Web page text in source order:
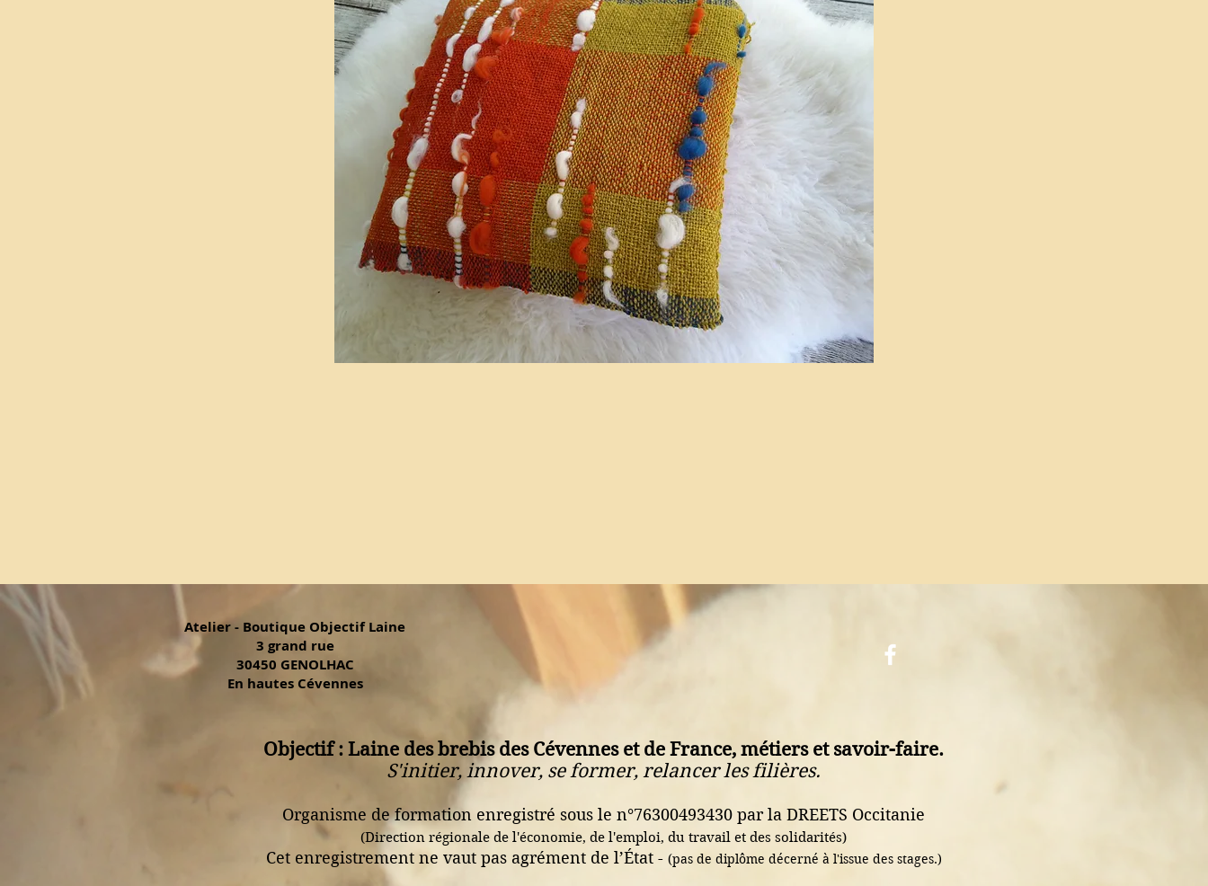
Atelier - Boutique Objectif Laine
3 grand rue
30450 GENOLHAC
En hautes Cévennes
Objectif : Laine des brebis des Cévennes et de France, métiers et savoir-faire.
S'initier, innover, se former, relancer les filières.
Organisme de formation enregistré sous le n°76300493430 par la DREETS Occitanie
(Direction régionale de l'économie, de l'emploi, du travail et des solidarités)
Cet enregistrement ne vaut pas agrément de l’État - (pas de diplôme décerné à l'issue des stages.)